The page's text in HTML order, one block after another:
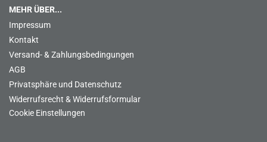
MEHR ÜBER...
Impressum
Kontakt
Versand- & Zahlungsbedingungen
AGB
Privatsphäre und Datenschutz
Widerrufsrecht & Widerrufsformular
Cookie Einstellungen